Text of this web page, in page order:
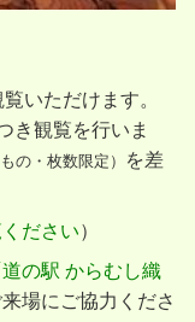
いただけます。
き観覧を行いま
の・枚数限定）
を差
ださい）
道の駅 からむし織
場にご協力くださ